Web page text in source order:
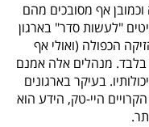
אף מסובכים מהם
"לעשות סדר" בארגון
הכפולה (ואולי אף
בלבד. מנהלים אלה אמנם
בעיקר בארגונים
היי-טק, הידע הוא